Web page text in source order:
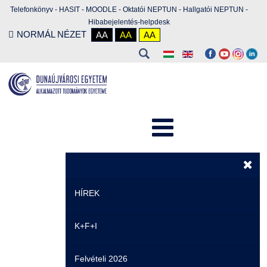
Telefonkönyv - HASIT - MOODLE - Oktatói NEPTUN - Hallgatói NEPTUN -
Hibabejelentés-helpdesk
NORMÁL NÉZET AA AA AA
HÍREK
Hírek
Események
K+F+I
Felvételi 2026